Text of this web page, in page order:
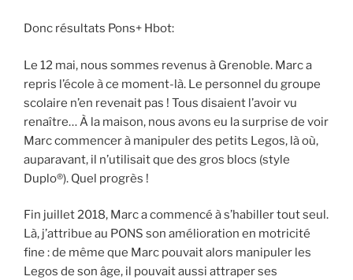
Donc résultats Pons+ Hbot:
Le 12 mai, nous sommes revenus à Grenoble. Marc a
repris l’école à ce moment-là. Le personnel du groupe
scolaire n’en revenait pas ! Tous disaient l’avoir vu
renaître… À la maison, nous avons eu la surprise de voir
Marc commencer à manipuler des petits Legos, là où,
auparavant, il n’utilisait que des gros blocs (style
Duplo®). Quel progrès !
Fin juillet 2018, Marc a commencé à s’habiller tout seul.
Là, j’attribue au PONS son amélioration en motricité
fine : de même que Marc pouvait alors manipuler les
Legos de son âge, il pouvait aussi attraper ses